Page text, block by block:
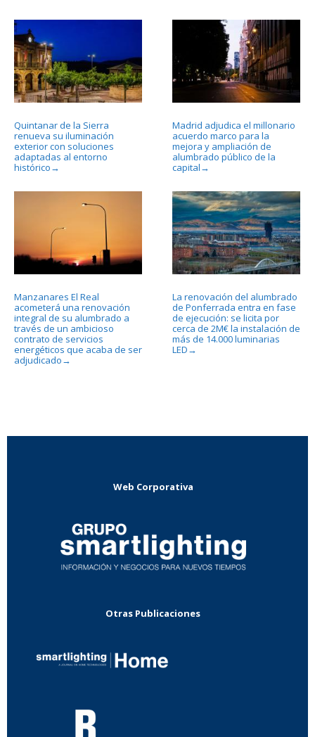
Quintanar de la Sierra
renueva su iluminación
exterior con soluciones
adaptadas al entorno
histórico →
Madrid adjudica el millonario
acuerdo marco para la
mejora y ampliación de
alumbrado público de la
capital →
Manzanares El Real
acometerá una renovación
integral de su alumbrado a
través de un ambicioso
contrato de servicios
energéticos que acaba de ser
adjudicado →
La renovación del alumbrado
de Ponferrada entra en fase
de ejecución: se licita por
cerca de 2M€ la instalación de
más de 14.000 luminarias
LED →
Web Corporativa
Otras Publicaciones